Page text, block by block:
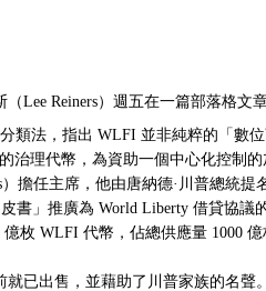
Lee Reiners）週五在一篇部落格
類法，指出 WLFI 並非純粹的「數
治理代幣，為資助一個中心化控制
擔任主席，他由唐納德·川普總統提
書」推廣為 World Liberty 借貸協
枚 WLFI 代幣，佔總供應量 1000
已出售，並藉助了川普家族的名聲。